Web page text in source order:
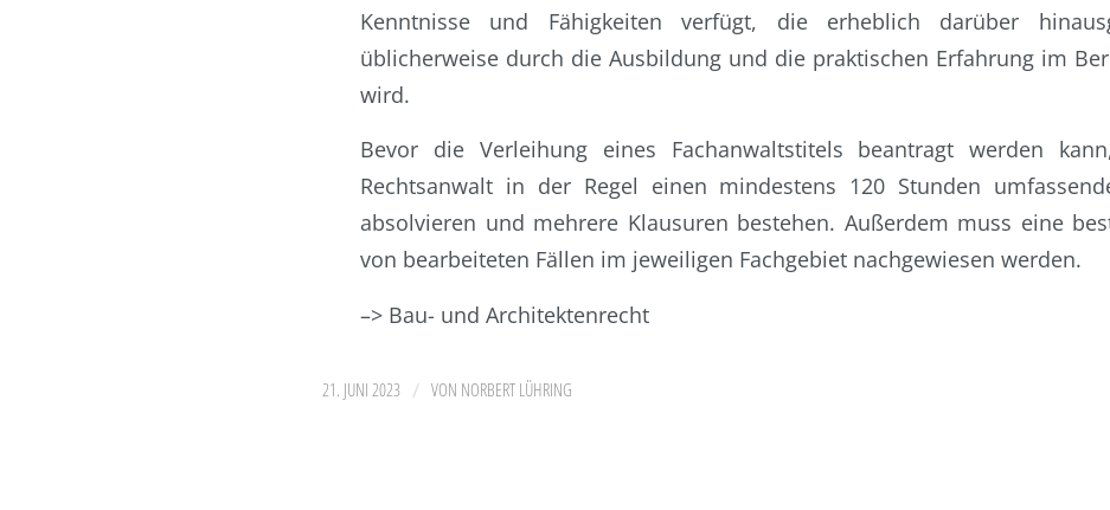
Kenntnisse und Fähigkeiten verfügt, die erheblich darüber
üblicherweise durch die Ausbildung und die praktischen Erfahrung im
wird.
Bevor die Verleihung eines Fachanwaltstitels beantragt werden
Rechtsanwalt in der Regel einen mindestens 120 Stunden
absolvieren und mehrere Klausuren bestehen. Außerdem muss eine
von bearbeiteten Fällen im jeweiligen Fachgebiet nachgewiesen werden.
–> Bau- und Architektenrecht
21. JUNI 2023 / VON NORBERT LÜHRING